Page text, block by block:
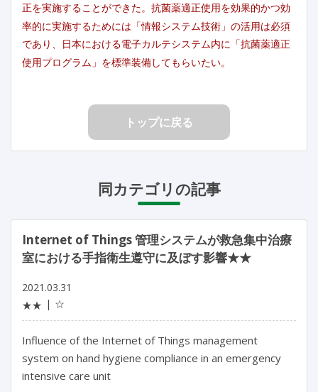
正を実施することができた。抗菌薬適正使用を効果的かつ効
率的に実施するためには「情報システム技術」の活用は必須
であり、日本における電子カルテシステム内に「抗菌薬適正
使用プログラム」を標準装備してもらいたい。
トップに戻る
同カテゴリの記事
Internet of Things 管理システムが救急集中治療
室における手指衛生遵守に及ぼす影響★★
2021.03.31
★★
☆
Influence of the Internet of Things management
system on hand hygiene compliance in an emergency
intensive care unit